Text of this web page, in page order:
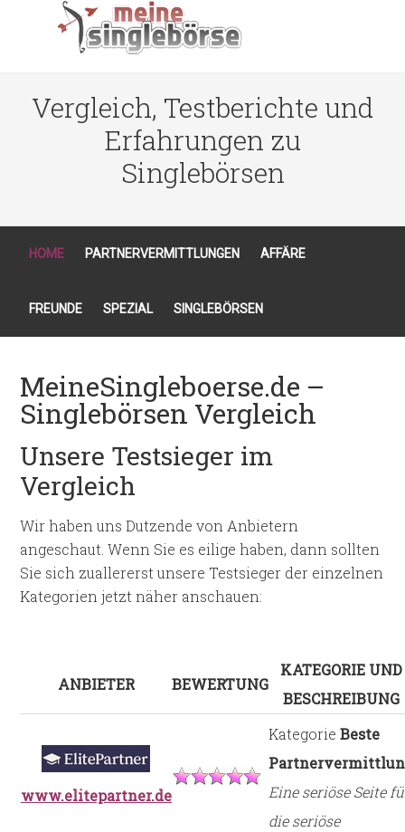
Vergleich, Testberichte und
Erfahrungen zu
Singlebörsen
HOME PARTNERVERMITTLUNGEN AFFÄRE
FREUNDE SPEZIAL SINGLEBÖRSEN
MeineSingleboerse.de –
Singlebörsen Vergleich
Unsere Testsieger im
Vergleich
Wir haben uns Dutzende von Anbietern
angeschaut. Wenn Sie es eilige haben, dann sollten
Sie sich zuallererst unsere Testsieger der einzelnen
Kategorien jetzt näher anschauen:
ANBIETER BEWERTUNG
KATEGORIE UND
BESCHREIBUNG
www.elitepartner.de
KategorieBeste
Eine seriöse Seite
die seriöse